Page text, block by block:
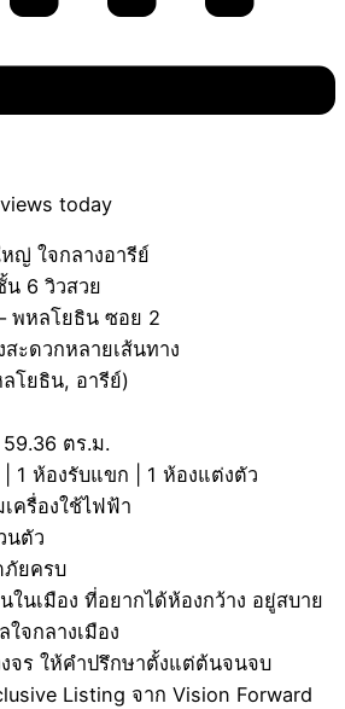
today
ญ่ ใจกลางอารีย์
6 วิวสวย
พหลโยธิน ซอย 2
ะดวกหลายเส้นทาง
โยธิน, อารีย์)
ตร.ม.
1 ห้องรับแขก | 1 ห้องแต่งตัว
ครื่องใช้ไฟฟ้า
นตัว
ภัยครบ
ในเมือง ที่อยากได้ห้องกว้าง อยู่สบาย
จกลางเมือง
จร ให้คำปรึกษาตั้งแต่ต้นจนจบ
Listing จาก Vision Forward